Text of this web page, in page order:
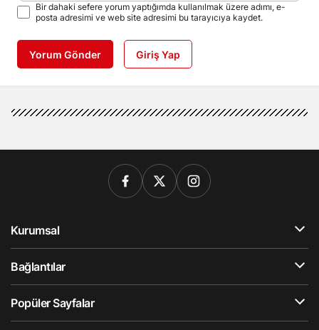
Bir dahaki sefere yorum yaptığımda kullanılmak üzere adımı, e-
posta adresimi ve web site adresimi bu tarayıcıya kaydet.
Yorum Gönder Giriş Yap
Kurumsal
Bağlantılar
Popüler Sayfalar